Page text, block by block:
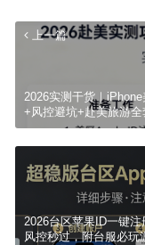
上一篇
2026实测干货｜
+风控避坑+赴美旅游
2026台区苹果ID一键
风控秒过，附台服必